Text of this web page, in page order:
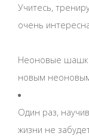
Учитесь,
очень
Неоновые
новым
Один раз,
жизни не